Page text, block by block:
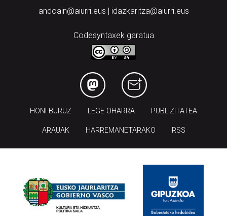
andoain@aiurri.eus | idazkaritza@aiurri.eus
Codesyntaxek garatua
HONI BURUZ LEGE OHARRA PUBLIZITATEA
ARAUAK HARREMANETARAKO RSS